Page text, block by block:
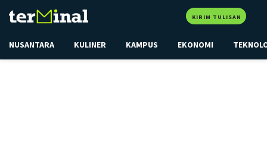
KIRIM TULISAN
NUSANTARA KULINER KAMPUS EKONOMI